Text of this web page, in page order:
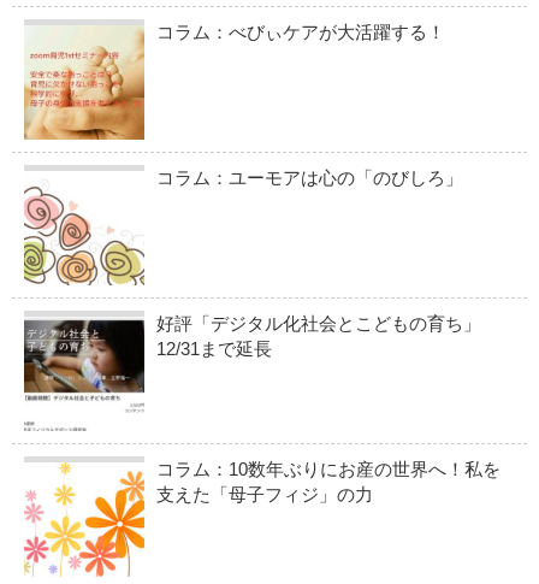
コラム：べびぃケアが大活躍する！
コラム：ユーモアは心の「のびしろ」
好評「デジタル化社会とこどもの育ち」
12/31まで延長
コラム：10数年ぶりにお産の世界へ！私を
支えた「母子フィジ」の力